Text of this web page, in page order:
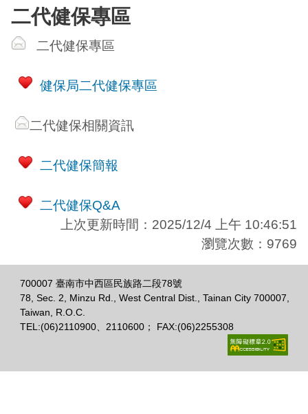
二代健保專區
二代健保專區
健保局二代健保專區
二代健保相關資訊
二代健保簡報
二代健保Q&A
上次更新時間：2025/12/4 上午 10:46:51
瀏覽次數：9769
700007 臺南市中西區民族路二段78號
78, Sec. 2, Minzu Rd., West Central Dist., Tainan City 700007,
Taiwan, R.O.C.
TEL:(06)2110900、2110600； FAX:(06)2255308